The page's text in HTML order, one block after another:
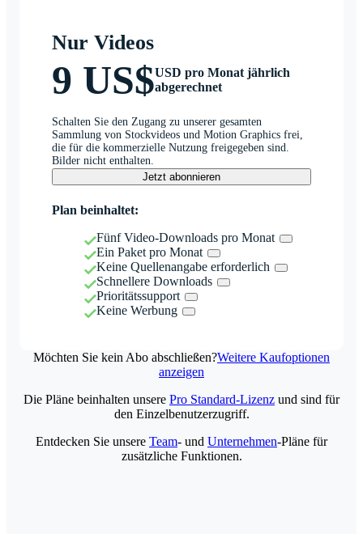
Nur Videos
9 US$USD pro Monat jährlich
abgerechnet
Schalten Sie den Zugang zu unserer gesamten
Sammlung von Stockvideos und Motion Graphics frei,
die für die kommerzielle Nutzung freigegeben sind.
Bilder nicht enthalten.
Jetzt abonnieren
Plan beinhaltet:
Fünf Video-Downloads pro Monat
Ein Paket pro Monat
Keine Quellenangabe erforderlich
Schnellere Downloads
Prioritätssupport
Keine Werbung
Möchten Sie kein Abo abschließen?Weitere Kaufoptionen
anzeigen
Die Pläne beinhalten unsere Pro Standard-Lizenz und sind für
den Einzelbenutzerzugriff.
Entdecken Sie unsere Team- und Unternehmen-Pläne für
zusätzliche Funktionen.